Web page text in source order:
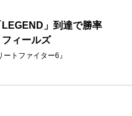
」到達で勝率
ィールズ
ートファイター6』